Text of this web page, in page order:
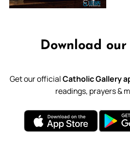
Download
Get our officialCatholic Gallery
readings, prayers &